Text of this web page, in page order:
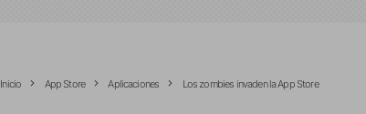
Inicio App Store Aplicaciones Los zombies invaden la App Store